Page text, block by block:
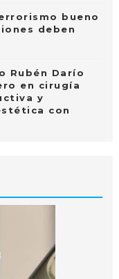
bueno
deben
Rubén Darío
en cirugía
y
con